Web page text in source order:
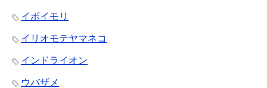
イボイモリ
イリオモテヤマネコ
インドライオン
ウバザメ